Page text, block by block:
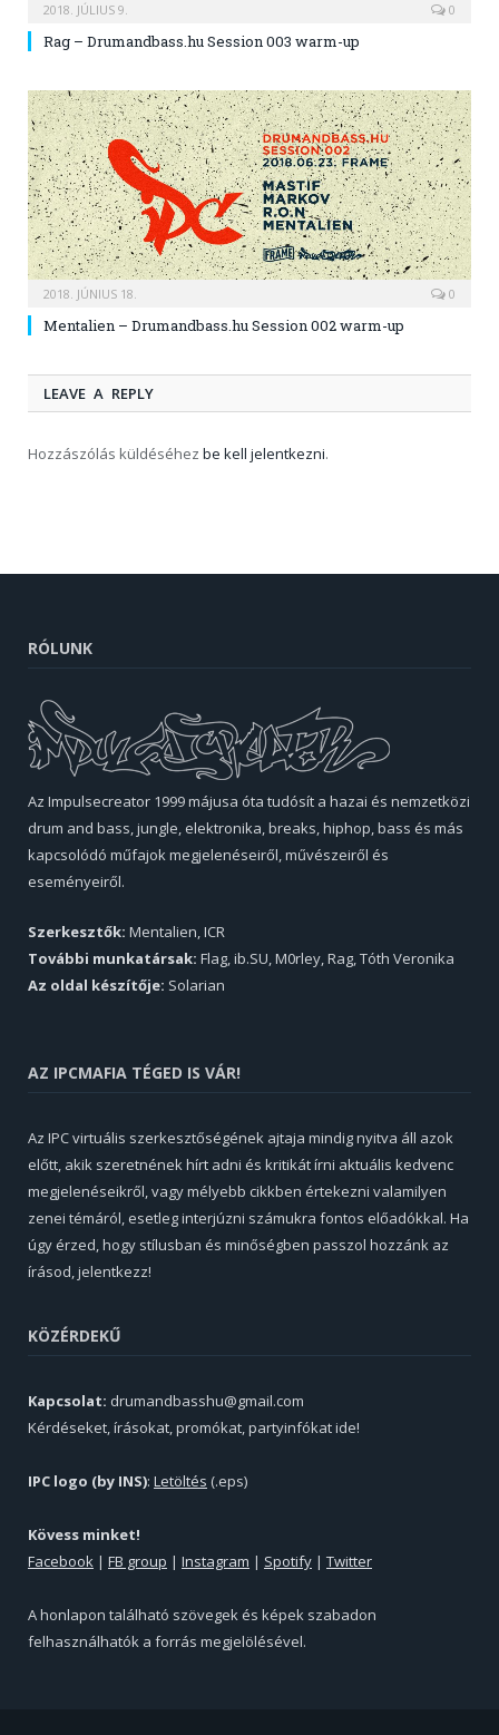
2018. JÚLIUS 9. 0
Rag – Drumandbass.hu Session 003 warm-up
2018. JÚNIUS 18. 0
Mentalien – Drumandbass.hu Session 002 warm-up
LEAVE A REPLY
Hozzászólás küldéséhez be kell jelentkezni.
RÓLUNK
Az Impulsecreator 1999 májusa óta tudósít a hazai és nemzetközi
drum and bass, jungle, elektronika, breaks, hiphop, bass és más
kapcsolódó műfajok megjelenéseiről, művészeiről és
eseményeiről.
Szerkesztők: Mentalien, ICR
További munkatársak: Flag, ib.SU, M0rley, Rag, Tóth Veronika
Az oldal készítője: Solarian
AZ IPCMAFIA TÉGED IS VÁR!
Az IPC virtuális szerkesztőségének ajtaja mindig nyitva áll azok
előtt, akik szeretnének hírt adni és kritikát írni aktuális kedvenc
megjelenéseikről, vagy mélyebb cikkben értekezni valamilyen
zenei témáról, esetleg interjúzni számukra fontos előadókkal. Ha
úgy érzed, hogy stílusban és minőségben passzol hozzánk az
írásod, jelentkezz!
KÖZÉRDEKŰ
Kapcsolat: drumandbasshu@gmail.com
Kérdéseket, írásokat, promókat, partyinfókat ide!
IPC logo (by INS): Letöltés (.eps)
Kövess minket!
Facebook | FB group | Instagram | Spotify | Twitter
A honlapon található szövegek és képek szabadon
felhasználhatók a forrás megjelölésével.